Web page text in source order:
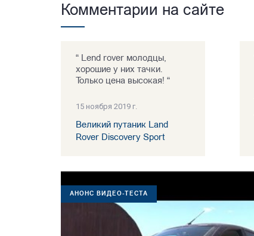
Комментарии на сайте
“ Lend rover молодцы,
хорошие у них тачки.
Только цена высокая! “
15 ноября 2019 г.
Великий путаник Land
Rover Discovery Sport
АНОНС ВИДЕО-ТЕСТА